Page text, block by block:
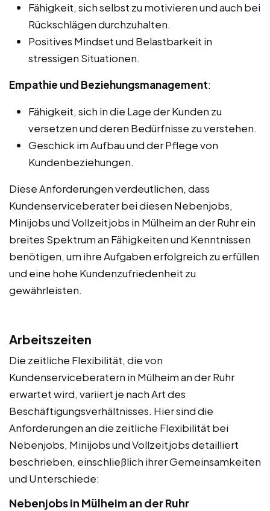
Fähigkeit, sich selbst zu motivieren und auch bei
Rückschlägen durchzuhalten.
Positives Mindset und Belastbarkeit in
stressigen Situationen.
Empathie und Beziehungsmanagement:
Fähigkeit, sich in die Lage der Kunden zu
versetzen und deren Bedürfnisse zu verstehen.
Geschick im Aufbau und der Pflege von
Kundenbeziehungen.
Diese Anforderungen verdeutlichen, dass
Kundenserviceberater bei diesen Nebenjobs,
Minijobs und Vollzeitjobs in Mülheim an der Ruhr ein
breites Spektrum an Fähigkeiten und Kenntnissen
benötigen, um ihre Aufgaben erfolgreich zu erfüllen
und eine hohe Kundenzufriedenheit zu
gewährleisten.
Arbeitszeiten
Die zeitliche Flexibilität, die von
Kundenserviceberatern in Mülheim an der Ruhr
erwartet wird, variiert je nach Art des
Beschäftigungsverhältnisses. Hier sind die
Anforderungen an die zeitliche Flexibilität bei
Nebenjobs, Minijobs und Vollzeitjobs detailliert
beschrieben, einschließlich ihrer Gemeinsamkeiten
und Unterschiede:
Nebenjobs in Mülheim an der Ruhr